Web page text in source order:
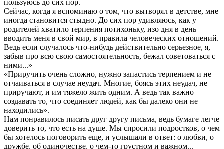
пользуюсь до сих пор.
Сейчас, когда я вспоминаю о том, что вытворял в детстве, мне
иногда становится стыдно. До сих пор удивляюсь, как у
родителей хватило терпения потихоньку, изо дня в день
вводить меня в свой мир, в правила человеческих отношений.
Ведь если случалось что-нибудь действительно серьезное, я,
забыв про всю свою самостоятельность, бежал советоваться с
ними...»
«Приручить очень сложно, нужно запастись терпением и не
отчаиваться в случае неудач. Многие, боясь этих неудач, не
приручают, и им тяжело жить одним. А ведь так важно
создавать то, что соединяет людей, как бы далеко они не
находились».
Нам понравилось писать друг другу письма, ведь бумаге легче
доверить то, что есть на душе. Мы спросили подростков, о чем
бы хотелось поговорить еще, и услышали в ответ: о любви, о
дружбе, об одиночестве, о чем-то грустном и важном...